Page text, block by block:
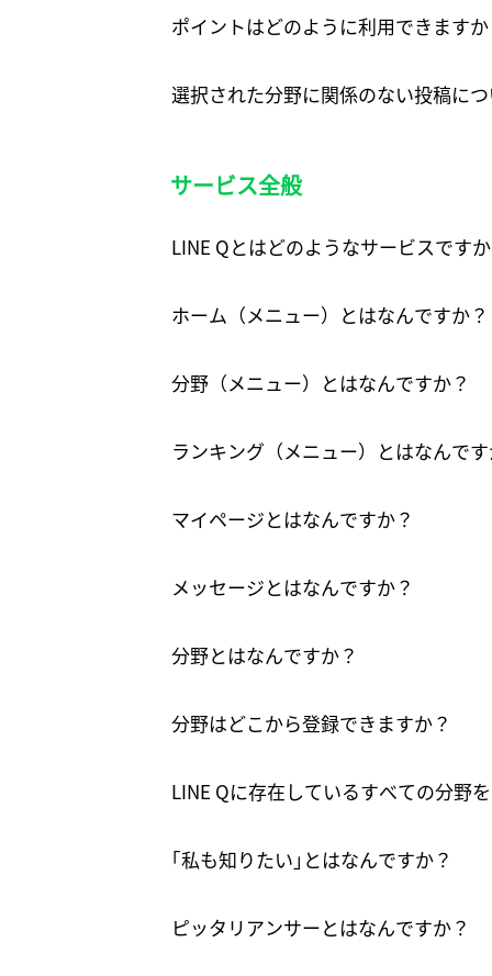
ポイントはどのように利用できます
選択された分野に関係のない投稿に
サービス全般
LINE Qとはどのようなサービスです
ホーム（メニュー）とはなんですか？
分野（メニュー）とはなんですか？
ランキング（メニュー）とはなんで
マイページとはなんですか？
メッセージとはなんですか？
分野とはなんですか？
分野はどこから登録できますか？
LINE Qに存在しているすべての分野
｢私も知りたい｣とはなんですか？
ピッタリアンサーとはなんですか？